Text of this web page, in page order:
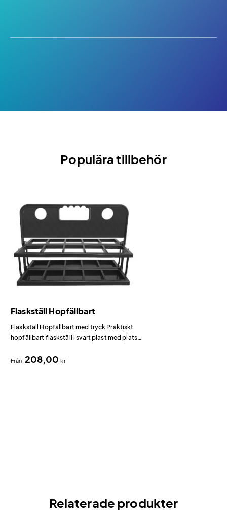
Populära tillbehör
Flaskställ Hopfällbart
Flaskställ Hopfällbart med tryck Praktiskt
hopfällbart flaskställ i svart plast med plats
Från 208,00kr
Relaterade produkter